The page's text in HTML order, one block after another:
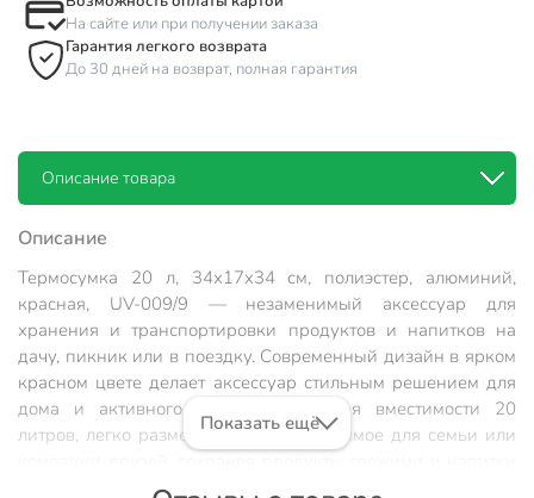
На сайте или при получении заказа
Гарантия легкого возврата
До 30 дней на возврат, полная гарантия
Описание товара
Описание
Термосумка 20 л, 34х17х34 см, полиэстер, алюминий,
красная, UV-009/9 — незаменимый аксессуар для
хранения и транспортировки продуктов и напитков на
дачу, пикник или в поездку. Современный дизайн в ярком
красном цвете делает аксессуар стильным решением для
дома и активного отдыха. Благодаря вместимости 20
литров, легко разместить всё необходимое для семьи или
охлаждёнными даже в жару.
Показать ещё